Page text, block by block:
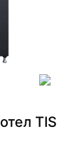
TIS